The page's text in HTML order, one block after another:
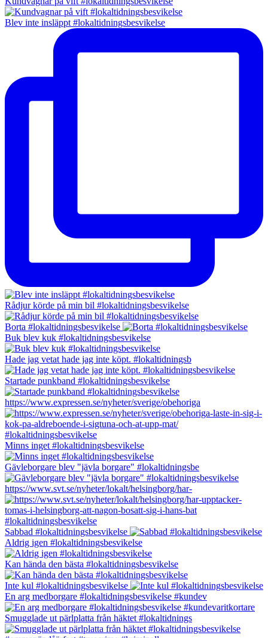
Blev inte insläppt #lokaltidningsbesvikelse
Rådjur körde på min bil #lokaltidningsbesvikelse
Borta #lokaltidningsbesvikelse
Buk blev kuk #lokaltidningsbesvikelse
Hade jag vetat hade jag inte köpt. #lokaltidningsb
Startade punkband #lokaltidningsbesvikelse
https://www.expressen.se/nyheter/sverige/obehoriga
Minns inget #lokaltidningsbesvikelse
Gävleborgare blev "jävla borgare" #lokaltidningsbe
https://www.svt.se/nyheter/lokalt/helsingborg/har-
Sabbad #lokaltidningsbesvikelse
Aldrig igen #lokaltidningsbesvikelse
Kan hända den bästa #lokaltidningsbesvikelse
Inte kul #lokaltidningsbesvikelse
En arg medborgare #lokaltidningsbesvikelse #kundev
Smugglade ut pärlplatta från häktet #lokaltidnings